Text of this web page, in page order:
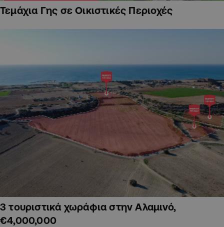
Τεμάχια Γης σε Οικιστικές Περιοχές
3 τουριστικά χωράφια στην Αλαμινό,
€4,000,000